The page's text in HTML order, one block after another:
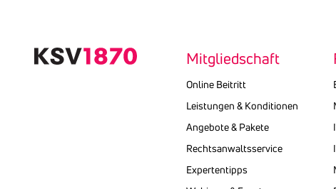
Mitgliedschaft
Online Beitritt
Leistungen & Konditionen
Angebote & Pakete
Rechtsanwaltsservice
Expertentipps